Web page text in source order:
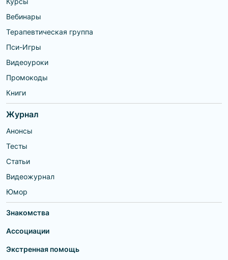
Вебинары
Терапевтическая группа
Пси-Игры
Видеоуроки
Промокоды
Книги
Журнал
Анонсы
Тесты
Статьи
Видеожурнал
Юмор
Знакомства
Ассоциации
Экстренная помощь